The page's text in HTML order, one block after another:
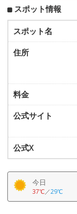
スポット情報
スポット名
住所
料金
公式サイト
公式X
今日
37℃／29℃